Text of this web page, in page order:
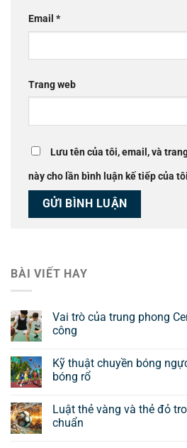
Email *
Trang web
Lưu tên của tôi, email, và
này cho lần bình luận kế tiếp của
BÀI VIẾT HAY
Vai trò của trung phong
công
Kỹ thuật chuyền bóng
bóng rổ
Luật thẻ vàng và thẻ đỏ
chuẩn